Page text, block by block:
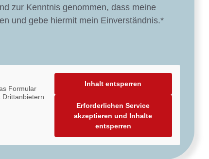
zur Kenntnis genommen, dass meine
und gebe hiermit mein Einverständnis.*
Formular
Drittanbietern
Inhalt entsperren
Erforderlichen Service
akzeptieren und Inhalte
entsperren